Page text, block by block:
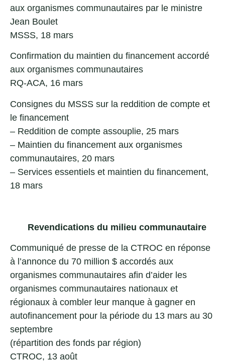
aux organismes communautaires par le ministre
Jean Boulet
MSSS, 18 mars
Confirmation du maintien du financement accordé
aux organismes communautaires
RQ-ACA, 16 mars
Consignes du MSSS sur la reddition de compte et
le financement
– Reddition de compte assouplie, 25 mars
– Maintien du financement aux organismes
communautaires, 20 mars
– Services essentiels et maintien du financement,
18 mars
Revendications du milieu communautaire
Communiqué de presse de la CTROC en réponse
à l’annonce du 70 million $ accordés aux
organismes communautaires afin d’aider les
organismes communautaires nationaux et
régionaux à combler leur manque à gagner en
autofinancement pour la période du 13 mars au 30
septembre
(répartition des fonds par région)
CTROC, 13 août